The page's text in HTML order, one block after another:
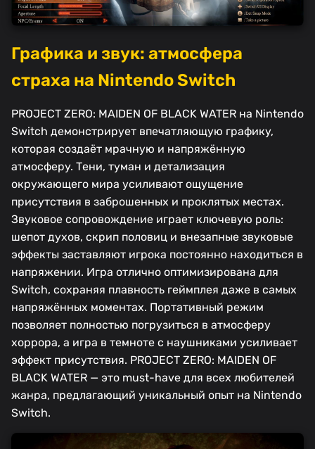
Графика и звук: атмосфера
страха на Nintendo Switch
PROJECT ZERO: MAIDEN OF BLACK WATER на Nintendo
Switch демонстрирует впечатляющую графику,
которая создаёт мрачную и напряжённую
атмосферу. Тени, туман и детализация
окружающего мира усиливают ощущение
присутствия в заброшенных и проклятых местах.
Звуковое сопровождение играет ключевую роль:
шепот духов, скрип половиц и внезапные звуковые
эффекты заставляют игрока постоянно находиться в
напряжении. Игра отлично оптимизирована для
Switch, сохраняя плавность геймплея даже в самых
напряжённых моментах. Портативный режим
позволяет полностью погрузиться в атмосферу
хоррора, а игра в темноте с наушниками усиливает
эффект присутствия. PROJECT ZERO: MAIDEN OF
BLACK WATER — это must-have для всех любителей
жанра, предлагающий уникальный опыт на Nintendo
Switch.